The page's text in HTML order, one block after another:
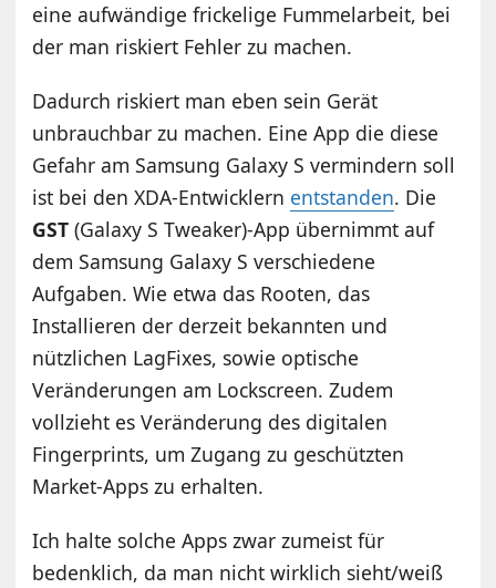
eine aufwändige frickelige Fummelarbeit, bei
der man riskiert Fehler zu machen.
Dadurch riskiert man eben sein Gerät
unbrauchbar zu machen. Eine App die diese
Gefahr am Samsung Galaxy S vermindern soll
ist bei den XDA-Entwicklern entstanden. Die
GST(Galaxy S Tweaker)-App übernimmt auf
dem Samsung Galaxy S verschiedene
Aufgaben. Wie etwa das Rooten, das
Installieren der derzeit bekannten und
nützlichen LagFixes, sowie optische
Veränderungen am Lockscreen. Zudem
vollzieht es Veränderung des digitalen
Fingerprints, um Zugang zu geschützten
Market-Apps zu erhalten.
Ich halte solche Apps zwar zumeist für
bedenklich, da man nicht wirklich sieht/weiß